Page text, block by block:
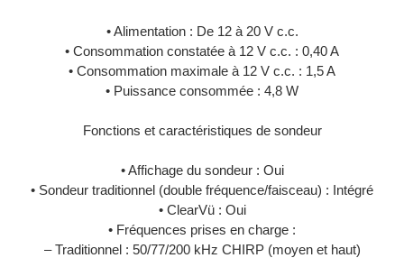
• Alimentation : De 12 à 20 V c.c.
• Consommation constatée à 12 V c.c. : 0,40 A
• Consommation maximale à 12 V c.c. : 1,5 A
• Puissance consommée : 4,8 W
Fonctions et caractéristiques de sondeur
• Affichage du sondeur : Oui
• Sondeur traditionnel (double fréquence/faisceau) : Intégré
• ClearVü : Oui
• Fréquences prises en charge :
– Traditionnel : 50/77/200 kHz CHIRP (moyen et haut)